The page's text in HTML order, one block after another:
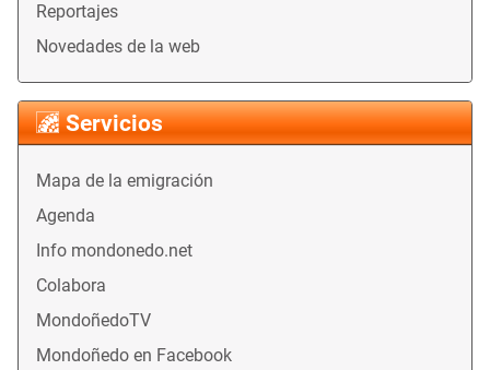
Reportajes
Novedades de la web
Servicios
Mapa de la emigración
Agenda
Info mondonedo.net
Colabora
MondoñedoTV
Mondoñedo en Facebook